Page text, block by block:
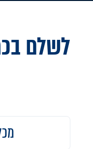
לשלם